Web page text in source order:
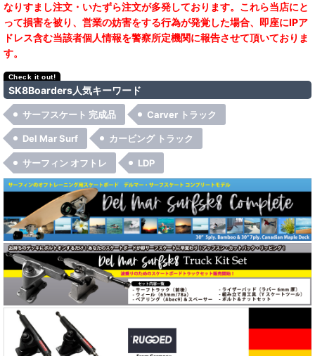
なりすまし注文・いたずら注文が多発しております。これら当店にと
って損害を被り、営業の妨害をする行為が発覚した場合、即座にIPア
ドレス含む当該者個人情報を警察所定機関に報告させて頂いておりま
す。
SK8Boarders人気キーワード
サーフスケート 完成品 Carver トラック
Del Mar Surf カービング トラック
サーフィン オフトレ LDP